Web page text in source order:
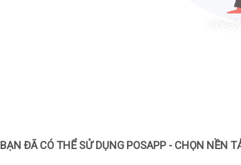
BẠN ĐÃ CÓ THỂ SỬ DỤNG POSAPP - CHỌN NỀN